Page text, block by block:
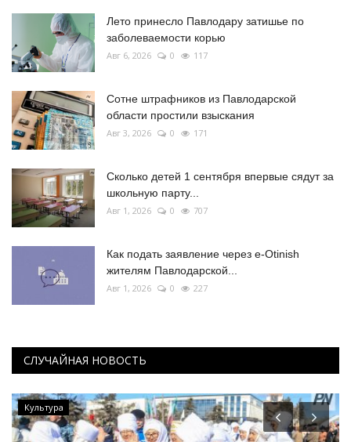
Лето принесло Павлодару затишье по
заболеваемости корью
Авг 6, 2026 0 117
Сотне штрафников из Павлодарской
области простили взыскания
Авг 3, 2026 0 171
Сколько детей 1 сентября впервые сядут за
школьную парту...
Авг 1, 2026 0 707
Как подать заявление через e-Otinish
жителям Павлодарской...
Авг 1, 2026 0 227
СЛУЧАЙНАЯ НОВОСТЬ
Культура